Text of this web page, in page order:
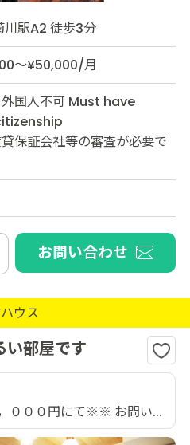
川駅A2 徒歩3分
～¥50,000/月
国人不可 Must have
保証会社等の審査が必要で
お問い合わせ
ウス
い部屋です
０００円にて※※ お問い...